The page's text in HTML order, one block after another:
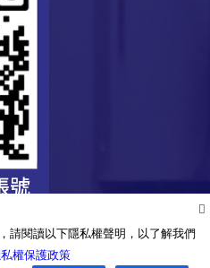
請閱讀以下隱私權聲明，以了解我們
權保護政策